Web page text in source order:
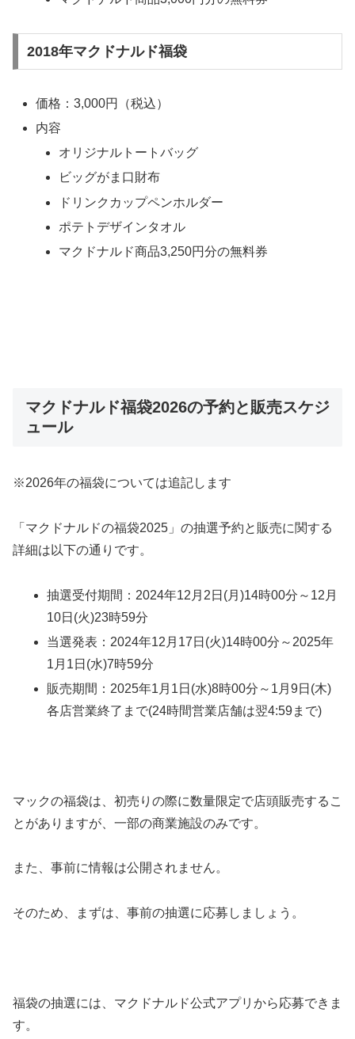
2018年マクドナルド福袋
価格：3,000円（税込）
内容
オリジナルトートバッグ
ビッグがま口財布
ドリンクカップペンホルダー
ポテトデザインタオル
マクドナルド商品3,250円分の無料券
マクドナルド福袋2026の予約と販売スケジ
ュール
※2026年の福袋については追記します
「マクドナルドの福袋2025」の抽選予約と販売に関する
詳細は以下の通りです。
抽選受付期間：2024年12月2日(月)14時00分～12月
10日(火)23時59分
当選発表：2024年12月17日(火)14時00分～2025年
1月1日(水)7時59分
販売期間：2025年1月1日(水)8時00分～1月9日(木)
各店営業終了まで(24時間営業店舗は翌4:59まで)
マックの福袋は、初売りの際に数量限定で店頭販売するこ
とがありますが、一部の商業施設のみです。
また、事前に情報は公開されません。
そのため、まずは、事前の抽選に応募しましょう。
福袋の抽選には、マクドナルド公式アプリから応募できま
す。